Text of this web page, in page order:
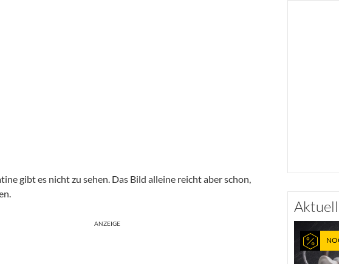
gibt es nicht zu sehen. Das Bild alleine reicht aber schon,
ANZEIGE